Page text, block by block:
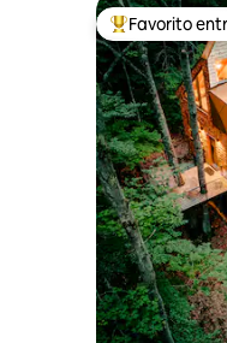
Favorito entre
Favorito